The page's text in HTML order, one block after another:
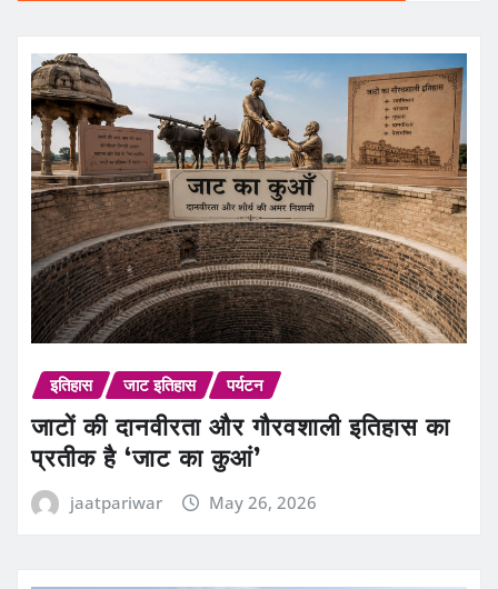
इतिहास जाट इतिहास पर्यटन
जाटों की दानवीरता और गौरवशाली इतिहास का
प्रतीक है ‘जाट का कुआं’
jaatpariwar May 26, 2026